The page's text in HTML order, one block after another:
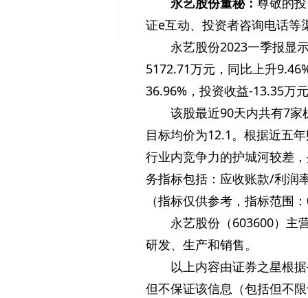
证e互动、投资者咨询电话等
永艺股份2023一季报显
5172.71万元，同比上升
36.96%，投资收益-13.35万
该股最近90天内共有7
目标均价为12.1。根据近五
行业内竞争力的护城河较差
务指标包括：应收账款/利润
（指标仅供参考，指标范围
永艺股份（603600）主
研发、生产和销售。
以上内容由证券之星根
但不保证该信息（包括但不